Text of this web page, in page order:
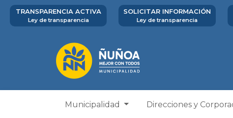
TRANSPARENCIA ACTIVA
Ley de transparencia
SOLICITAR INFORMACIÓN
Ley de transparencia
Municipalidad Direcciones y